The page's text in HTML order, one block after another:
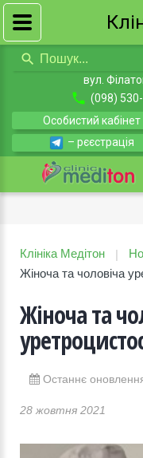
вул.
(098)
Особистий кабінет
– рєєстрація
Клініка Медітон |
Жіноча та чоловіча
Жіноча та
Останнє
28 жовтня 2021